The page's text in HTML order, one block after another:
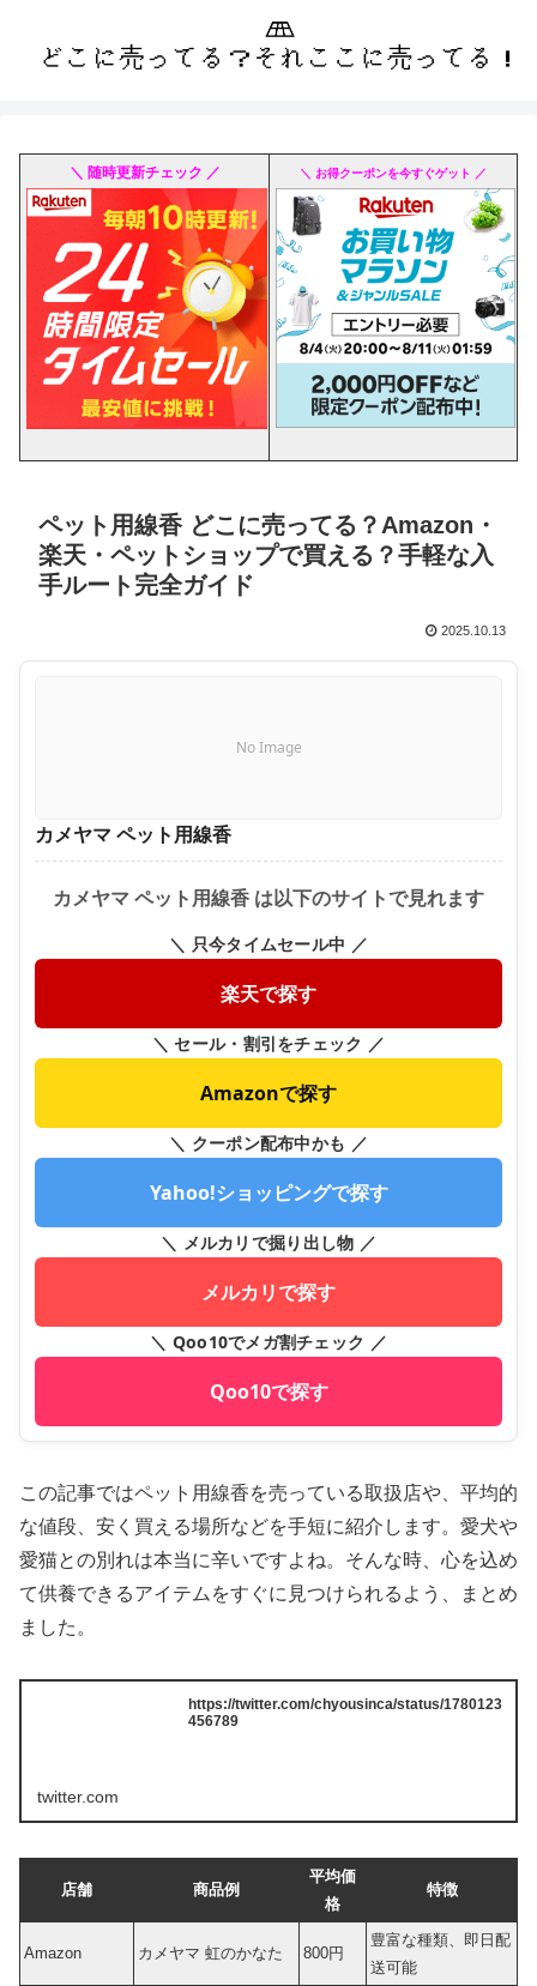
＼ 随時更新チェック ／ ＼ お得クーポンを今すぐゲット ／
ペット用線香 どこに売ってる？Amazon・
楽天・ペットショップで買える？手軽な入
手ルート完全ガイド
2025.10.13
No Image
カメヤマ ペット用線香
カメヤマ ペット用線香 は以下のサイトで見れます
＼ 只今タイムセール中 ／
楽天で探す
＼ セール・割引をチェック ／
Amazonで探す
＼ クーポン配布中かも ／
Yahoo!ショッピングで探す
＼ メルカリで掘り出し物 ／
メルカリで探す
＼ Qoo10でメガ割チェック ／
Qoo10で探す
この記事ではペット用線香を売っている取扱店や、平均的
な値段、安く買える場所などを手短に紹介します。愛犬や
愛猫との別れは本当に辛いですよね。そんな時、心を込め
て供養できるアイテムをすぐに見つけられるよう、まとめ
ました。
https://twitter.com/chyousinca/status/1780123
456789
twitter.com
店舗 商品例
平均価
格
特徴
Amazon カメヤマ 虹のかなた 800円
豊富な種類、即日配
送可能